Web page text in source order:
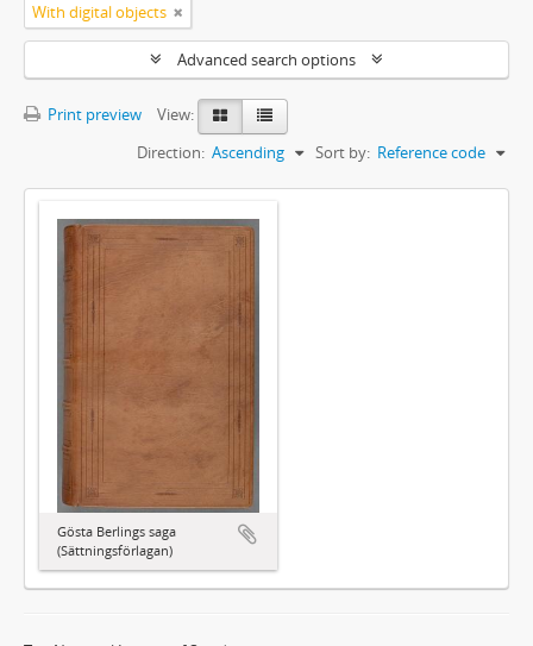
With digital objects
Advanced search options
Print preview
View:
Sort by: Reference code
Direction: Ascending
Gösta Berlings saga
(Sättningsförlagan)